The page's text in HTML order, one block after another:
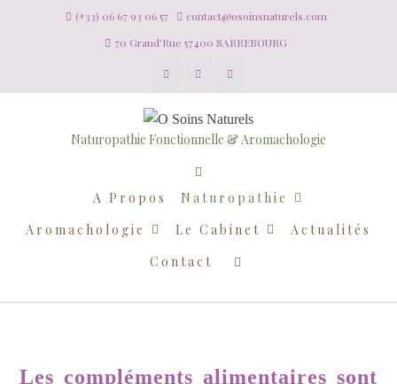
(+33) 06 67 93 06 57
contact@osoinsnaturels.com
70 Grand'Rue 57400 SARREBOURG
Naturopathie Fonctionnelle & Aromachologie
A Propos
Naturopathie
Aromachologie
Le Cabinet
Actualités
Contact
Les compléments alimentaires sont